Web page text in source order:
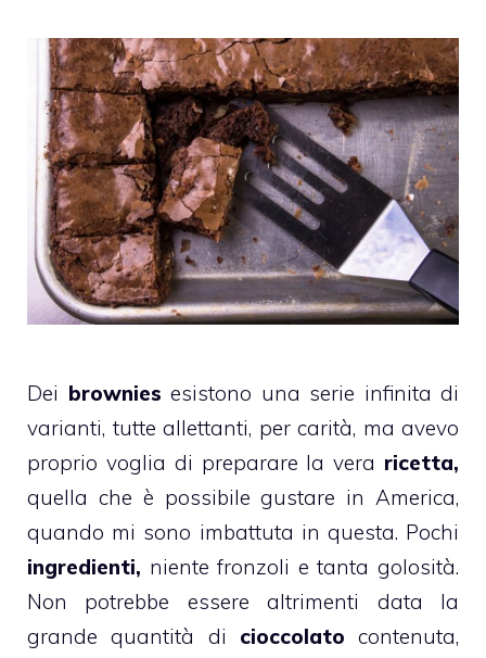
Dei brownies esistono una serie infinita di
varianti, tutte allettanti, per carità, ma avevo
proprio voglia di preparare la vera ricetta,
quella che è possibile gustare in America,
quando mi sono imbattuta in questa. Pochi
ingredienti, niente fronzoli e tanta golosità.
Non potrebbe essere altrimenti data la
grande quantità di cioccolato contenuta,